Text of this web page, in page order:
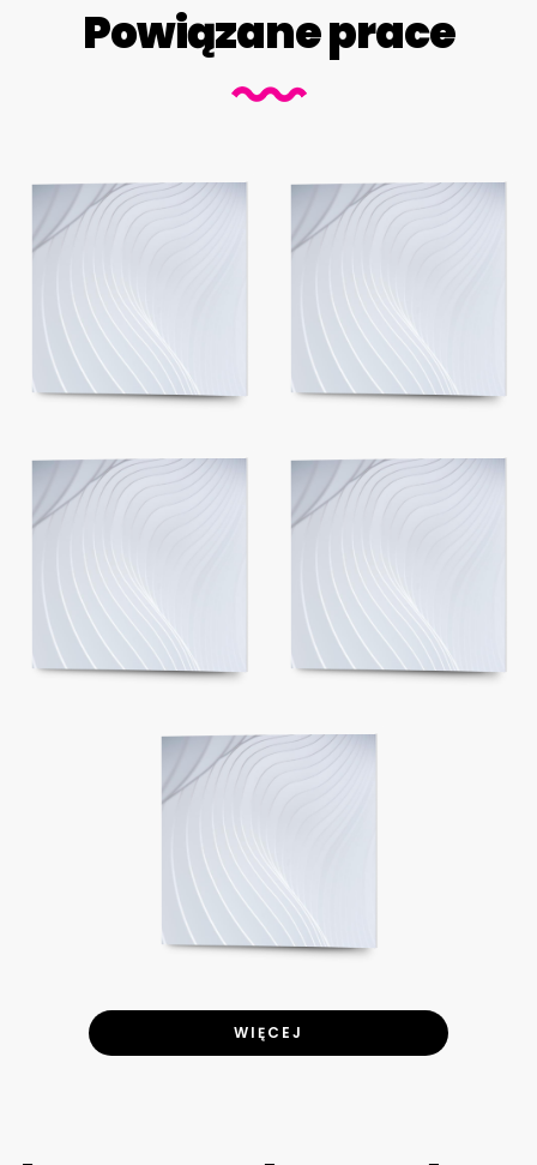
Powiązane prace
WIĘCEJ